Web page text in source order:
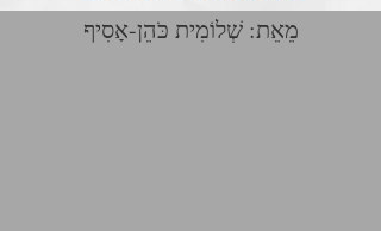
מֵאֵת: שְׁלוֹמִית כֹּהֵן-אָסִיף